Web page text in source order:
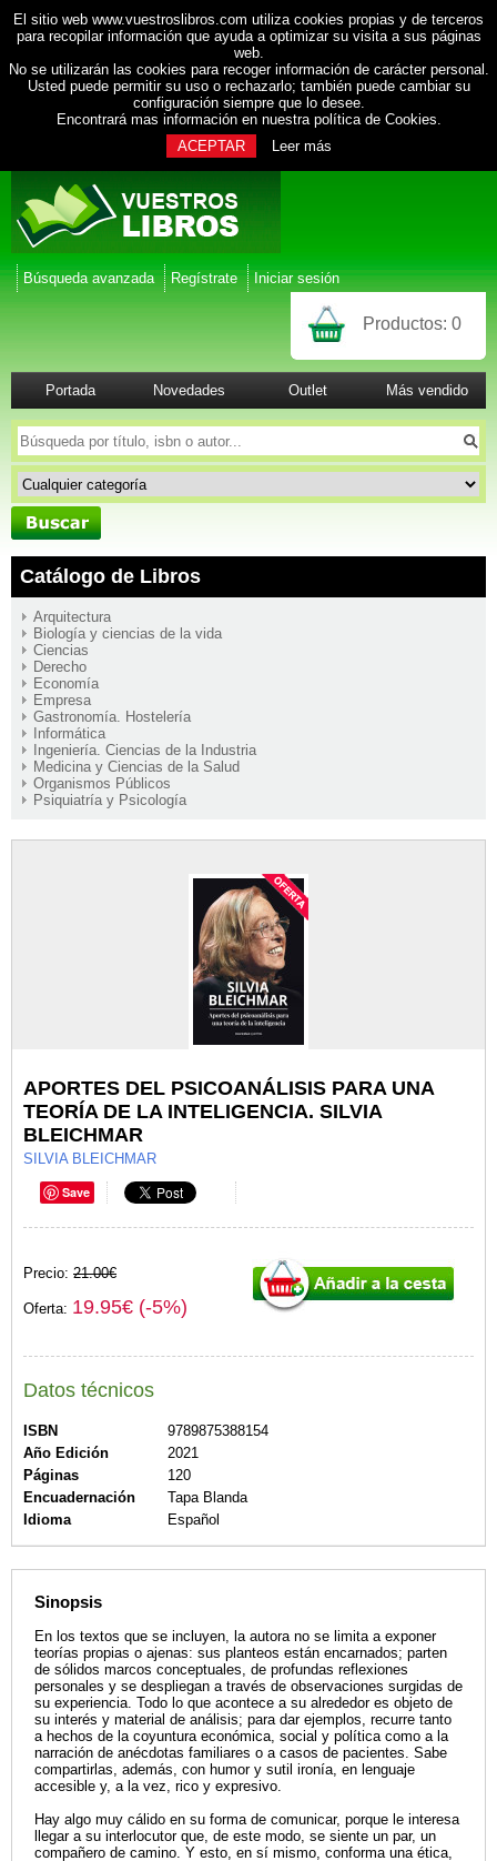
El sitio web www.vuestroslibros.com utiliza cookies propias y de terceros
para recopilar información que ayuda a optimizar su visita a sus páginas
web.
No se utilizarán las cookies para recoger información de carácter personal.
Usted puede permitir su uso o rechazarlo; también puede cambiar su
configuración siempre que lo desee.
Encontrará mas información en nuestra política de Cookies.
ACEPTAR
Leer más
Búsqueda avanzada Regístrate Iniciar sesión
Productos: 0
Portada Novedades Outlet Más vendido
Catálogo de Libros
Arquitectura
Biología y ciencias de la vida
Ciencias
Derecho
Economía
Empresa
Gastronomía. Hostelería
Informática
Ingeniería. Ciencias de la Industria
Medicina y Ciencias de la Salud
Organismos Públicos
Psiquiatría y Psicología
APORTES DEL PSICOANÁLISIS PARA UNA
TEORÍA DE LA INTELIGENCIA. SILVIA
BLEICHMAR
SILVIA BLEICHMAR
Save
Precio: 21.00€
Oferta: 19.95€ (-5%)
Datos técnicos
ISBN
9789875388154
Año Edición
2021
Páginas
120
Encuadernación
Tapa Blanda
Idioma
Español
Sinopsis
En los textos que se incluyen, la autora no se limita a exponer
teorías propias o ajenas: sus planteos están encarnados; parten
de sólidos marcos conceptuales, de profundas reflexiones
personales y se despliegan a través de observaciones surgidas de
su experiencia. Todo lo que acontece a su alrededor es objeto de
su interés y material de análisis; para dar ejemplos, recurre tanto
a hechos de la coyuntura económica, social y política como a la
narración de anécdotas familiares o a casos de pacientes. Sabe
compartirlas, además, con humor y sutil ironía, en lenguaje
accesible y, a la vez, rico y expresivo.
Hay algo muy cálido en su forma de comunicar, porque le interesa
llegar a su interlocutor que, de este modo, se siente un par, un
compañero de camino. Y esto, en sí mismo, conforma una ética,